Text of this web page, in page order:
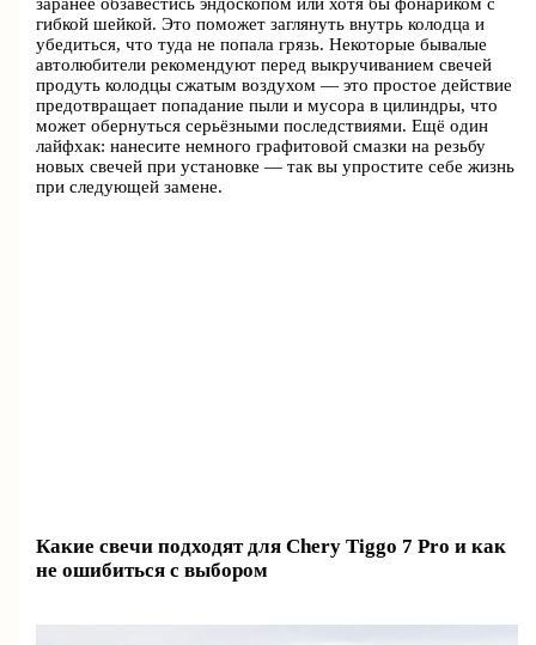
заранее обзавестись эндоскопом или хотя бы фонариком с
гибкой шейкой. Это поможет заглянуть внутрь колодца и
убедиться, что туда не попала грязь. Некоторые бывалые
автолюбители рекомендуют перед выкручиванием свечей
продуть колодцы сжатым воздухом — это простое действие
предотвращает попадание пыли и мусора в цилиндры, что
может обернуться серьёзными последствиями. Ещё один
лайфхак: нанесите немного графитовой смазки на резьбу
новых свечей при установке — так вы упростите себе жизнь
при следующей замене.
Какие свечи подходят для Chery Tiggo 7 Pro и как
не ошибиться с выбором